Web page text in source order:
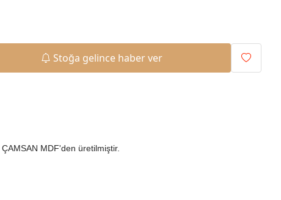
Stoğa gelince haber ver
ÇAMSAN MDF'den üretilmiştir.